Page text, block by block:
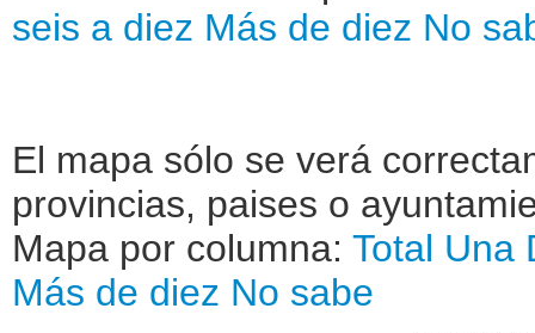
seis a diez Más de diez No
El mapa sólo se verá
provincias, paises o
Mapa por columna: Total Una
Más de diez No sabe